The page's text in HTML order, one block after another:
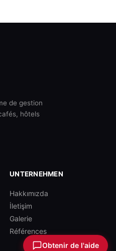
de gestion
hôtels
UNTERNEHMEN
Hakkımızda
İletişim
Galerie
Références
Obtenir de l'aide